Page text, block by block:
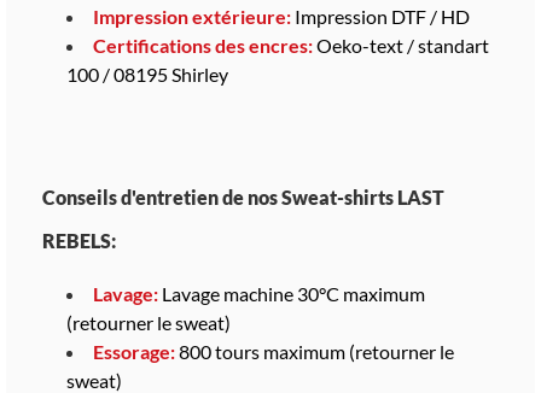
Impression extérieure: Impression DTF / HD
Certifications des encres:Oeko-text / standart
100 / 08195 Shirley
Conseils d'entretien de nos Sweat-shirts LAST
REBELS:
Lavage: Lavage machine 30°C maximum
(retourner le sweat)
Essorage:800 tours maximum (retourner le
sweat)